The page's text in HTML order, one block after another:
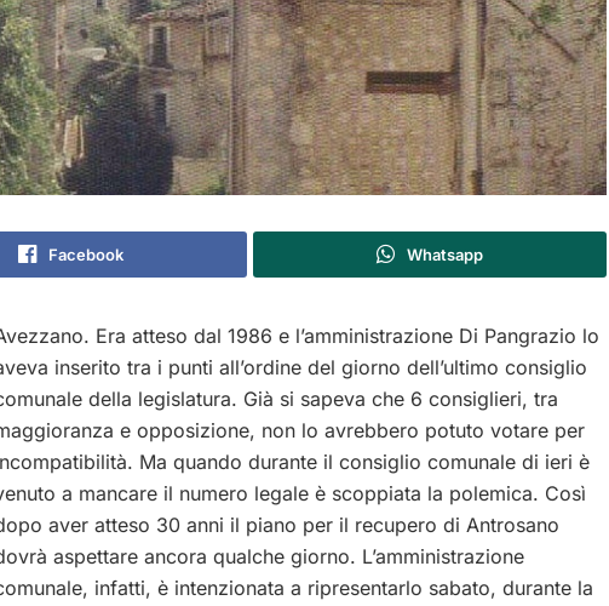
Facebook Whatsapp
Era atteso dal 1986 e l’amministrazione Di Pangrazio lo
inserito tra i punti all’ordine del giorno dell’ultimo consiglio
della legislatura. Già si sapeva che 6 consiglieri, tra
e opposizione, non lo avrebbero potuto votare per
Ma quando durante il consiglio comunale di ieri è
a mancare il numero legale è scoppiata la polemica. Così
aver atteso 30 anni il piano per il recupero di Antrosano
aspettare ancora qualche giorno. L’amministrazione
infatti, è intenzionata a ripresentarlo sabato, durante la